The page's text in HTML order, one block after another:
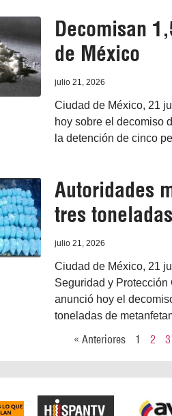
Decomisan
de México
julio 21, 2026
Ciudad de México, 21
hoy sobre el decomiso
la detención de cinco
Autoridades
tres
julio 21, 2026
Ciudad de México, 21
Seguridad y Protección
anunció hoy el
toneladas de
« Anteriores 1 2 3